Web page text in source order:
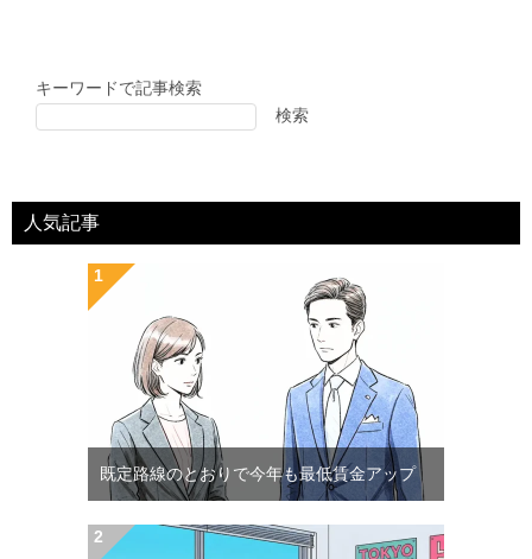
キーワードで記事検索
検索
人気記事
既定路線のとおりで今年も最低賃金アップ